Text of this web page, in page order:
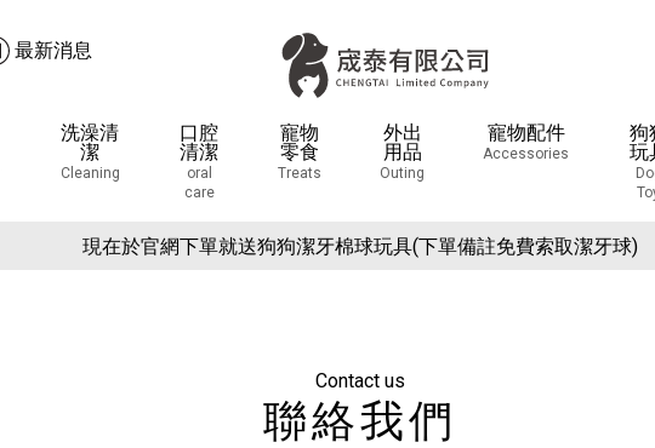
最新消息
洗澡清
潔
Cleaning
口腔
清潔
oral
care
寵物
零食
Treats
外出
用品
Outing
寵物配件
Accessories
狗
玩
現在於官網下單就送狗狗潔牙棉球玩具(下單備註免費索取潔牙球)
Contact us
聯絡我們